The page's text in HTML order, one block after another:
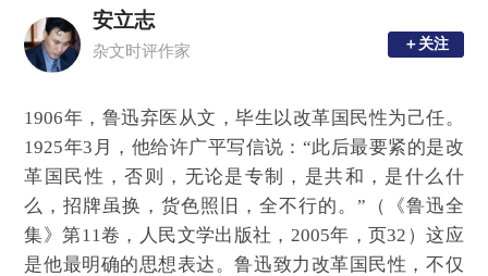
安立志
杂文时评作家 ＋关注
＋关注
1906年，鲁迅弃医从文，毕生以改革国民性为己任。
1925年3月，他给许广平写信说：“此后最要紧的是改
革国民性，否则，无论是专制，是共和，是什么什
么，招牌虽换，货色照旧，全不行的。”（《鲁迅全
集》第11卷，人民文学出版社，2005年，页32）这应
是他最明确的思想表达。鲁迅致力改革国民性，不仅